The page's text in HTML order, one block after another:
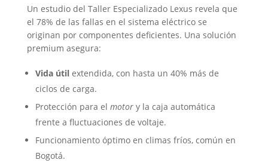
Un estudio del Taller Especializado Lexus revela que
el 78% de las fallas en el sistema eléctrico se
originan por componentes deficientes. Una solución
premium asegura:
Vida útilextendida, con hasta un 40% más de
ciclos de carga.
Protección para el motory la caja automática
frente a fluctuaciones de voltaje.
Funcionamiento óptimo en climas fríos, común en
Bogotá.